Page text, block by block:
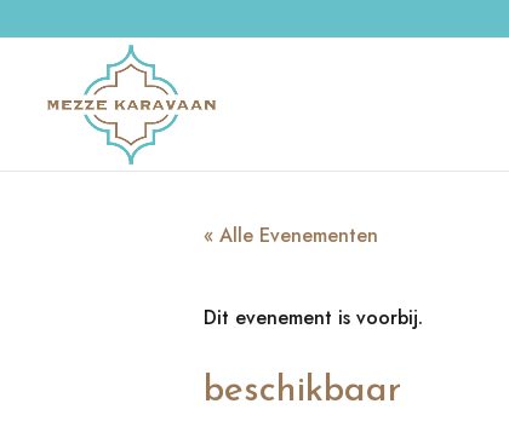
« Alle Evenementen
Dit evenement is voorbij.
beschikbaar